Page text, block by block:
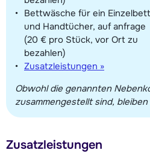
Bettwäsche für ein Einzelbett
und Handtücher, auf anfrage
(20 € pro Stück, vor Ort zu
bezahlen)
Zusatzleistungen »
Obwohl die genannten
zusammengestellt sind,
Zusatzleistungen